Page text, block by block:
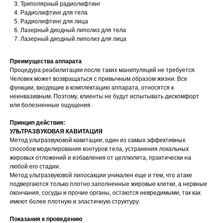
Триполярный радиолифтинг
Радиолифтинг для тела
Радиолифтинг для лица
Лазерный диодный липолиз для тела
Лазерный диодный липолиз для лица
Преимущества аппарата
Процедура реабилитации после таких манипуляций не требуется.
Человек может возвращаться с привычным образом жизни. Все
функции, входящие в комплектацию аппарата, относятся к
неинвазивным. Поэтому, клиенты не будут испытывать дискомфорт
или болезненные ощущения.
Принцип действия:
УЛЬТРАЗВУКОВАЯ КАВИТАЦИЯ
Метод ультразвуковой кавитации, один из самых эффективных
способов моделирования контуров тела, устранения локальных
жировых отложений и избавления от целлюлита, практически на
любой его стадии.
Метод ультразвуковой липосакции уникален еще и тем, что атаке
подвергаются только плотно заполненные жировые клетки, а нервные
окончания, сосуды и прочие органы, остаются невредимыми, так как
имеют более плотную и эластичную структуру.
Показания к проведению